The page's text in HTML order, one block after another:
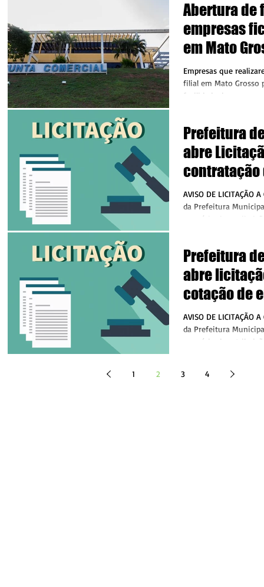
Abertura de
empresas
em Mato
integração
Empresas que
filial em Mato Grosso
facilidade de apenas
Prefeitura
abre
contratação
concreto
AVISO DE LICITAÇÃO
da Prefeitura
exercício das
Prefeitura
abre
cotação de
câmaras
AVISO DE LICITAÇÃO
da Prefeitura
exercício das
1
2 3 4